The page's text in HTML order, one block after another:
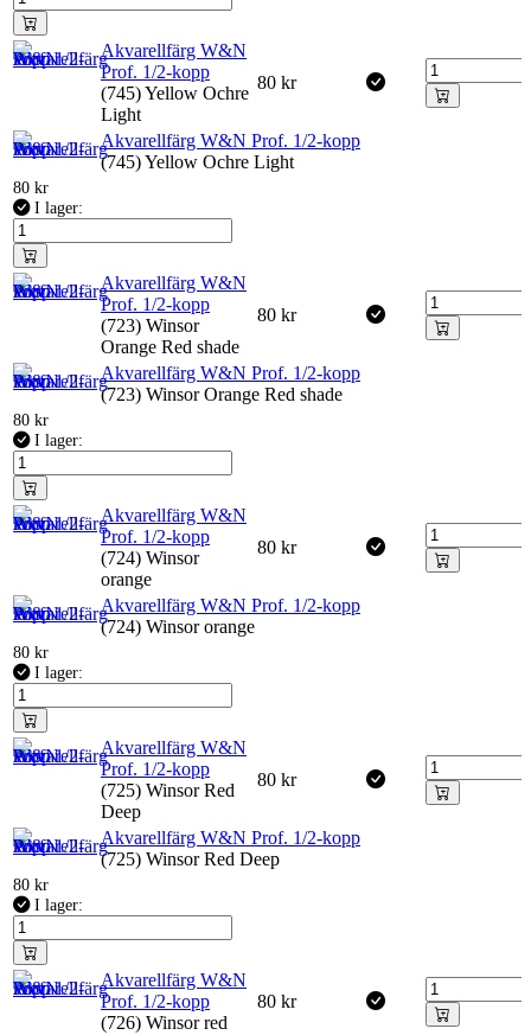
Akvarellfärg W&N
Prof. 1/2-kopp
(745) Yellow Ochre
Light
80 kr
Akvarellfärg W&N Prof. 1/2-kopp
(745) Yellow Ochre Light
80 kr
I lager:
Akvarellfärg W&N
Prof. 1/2-kopp
(723) Winsor
Orange Red shade
80 kr
Akvarellfärg W&N Prof. 1/2-kopp
(723) Winsor Orange Red shade
80 kr
I lager:
Akvarellfärg W&N
Prof. 1/2-kopp
(724) Winsor
orange
80 kr
Akvarellfärg W&N Prof. 1/2-kopp
(724) Winsor orange
80 kr
I lager:
Akvarellfärg W&N
Prof. 1/2-kopp
(725) Winsor Red
Deep
80 kr
Akvarellfärg W&N Prof. 1/2-kopp
(725) Winsor Red Deep
80 kr
I lager:
Akvarellfärg W&N
Prof. 1/2-kopp
(726) Winsor red
80 kr